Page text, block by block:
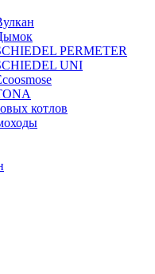
PERMETER
UNI
котлов